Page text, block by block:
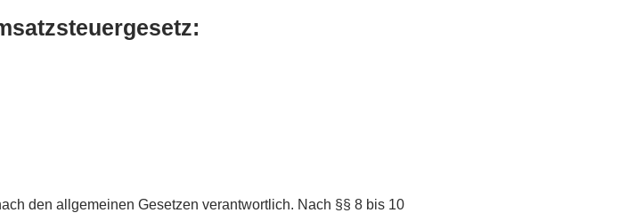
den allgemeinen Gesetzen verantwortlich. Nach §§ 8 bis 10